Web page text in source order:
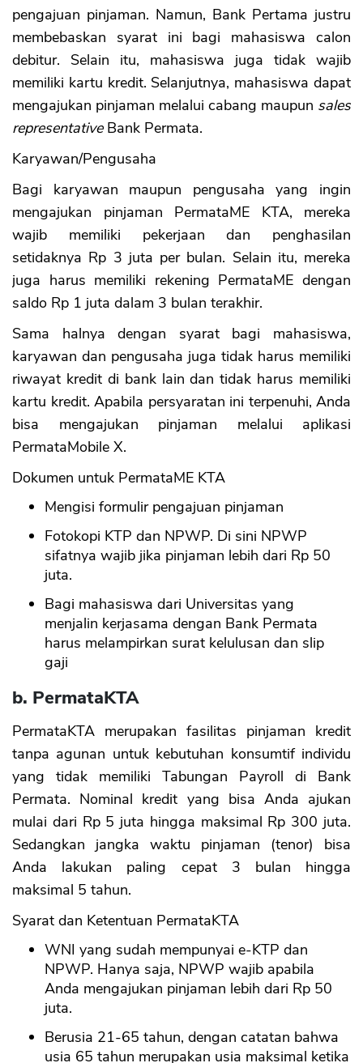
pengajuan pinjaman. Namun, Bank Pertama justru
membebaskan syarat ini bagi mahasiswa calon
debitur. Selain itu, mahasiswa juga tidak wajib
memiliki kartu kredit. Selanjutnya, mahasiswa dapat
mengajukan pinjaman melalui cabang maupun sales
representative Bank Permata.
Karyawan/Pengusaha
Bagi karyawan maupun pengusaha yang ingin
mengajukan pinjaman PermataME KTA, mereka
wajib memiliki pekerjaan dan penghasilan
setidaknya Rp 3 juta per bulan. Selain itu, mereka
juga harus memiliki rekening PermataME dengan
saldo Rp 1 juta dalam 3 bulan terakhir.
Sama halnya dengan syarat bagi mahasiswa,
karyawan dan pengusaha juga tidak harus memiliki
riwayat kredit di bank lain dan tidak harus memiliki
kartu kredit. Apabila persyaratan ini terpenuhi, Anda
bisa mengajukan pinjaman melalui aplikasi
PermataMobile X.
Dokumen untuk PermataME KTA
Mengisi formulir pengajuan pinjaman
Fotokopi KTP dan NPWP. Di sini NPWP
sifatnya wajib jika pinjaman lebih dari Rp 50
juta.
Bagi mahasiswa dari Universitas yang
menjalin kerjasama dengan Bank Permata
harus melampirkan surat kelulusan dan slip
gaji
b. PermataKTA
PermataKTA merupakan fasilitas pinjaman kredit
tanpa agunan untuk kebutuhan konsumtif individu
yang tidak memiliki Tabungan Payroll di Bank
Permata. Nominal kredit yang bisa Anda ajukan
mulai dari Rp 5 juta hingga maksimal Rp 300 juta.
Sedangkan jangka waktu pinjaman (tenor) bisa
Anda lakukan paling cepat 3 bulan hingga
maksimal 5 tahun.
Syarat dan Ketentuan PermataKTA
WNI yang sudah mempunyai e-KTP dan
NPWP. Hanya saja, NPWP wajib apabila
Anda mengajukan pinjaman lebih dari Rp 50
juta.
Berusia 21-65 tahun, dengan catatan bahwa
usia 65 tahun merupakan usia maksimal ketika
OK
CANCEL